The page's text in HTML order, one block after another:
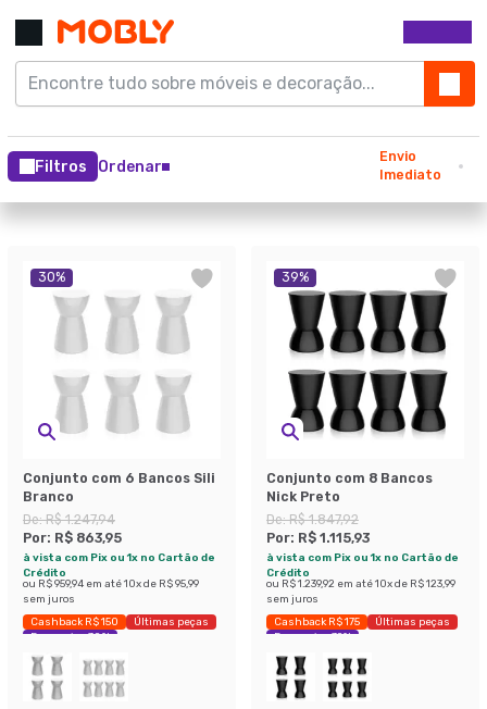
Filtros Ordenar
Envio
Imediato
30%
Conjunto com 6 Bancos Sili
Branco
De:R$ 1.247,94
Por: R$ 863,95
à vista com Pix ou 1x no Cartão de
Crédito
ou R$ 959,94 em até10x de R$ 95,99
sem juros
Cashback R$ 150
Últimas peças
Economize 30%
39%
Conjunto com 8 Bancos
Nick Preto
De:R$ 1.847,92
Por: R$ 1.115,93
à vista com Pix ou 1x no Cartão de
Crédito
ou R$ 1.239,92 em até10x de R$ 123,99
sem juros
Cashback R$ 175
Últimas peças
Economize 39%